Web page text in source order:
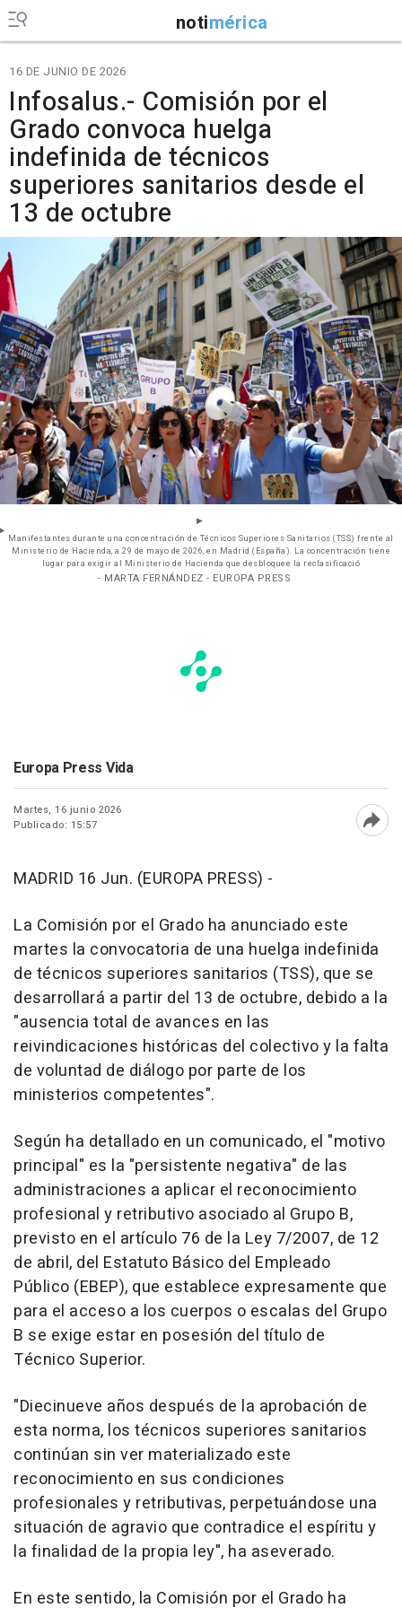
notimérica
16 DE JUNIO DE 2026
Infosalus.- Comisión por el
Grado convoca huelga
indefinida de técnicos
superiores sanitarios desde el
13 de octubre
Manifestantes durante una concentración de Técnicos Superiores Sanitarios (TSS) frente al
Ministerio de Hacienda, a 29 de mayo de 2026, en Madrid (España). La concentración tiene
lugar para exigir al Ministerio de Hacienda que desbloquee la reclasificació
- MARTA FERNÁNDEZ - EUROPA PRESS
Europa Press Vida
Martes, 16 junio 2026
Publicado: 15:57
MADRID 16 Jun. (EUROPA PRESS) -
La Comisión por el Grado ha anunciado este
martes la convocatoria de una huelga indefinida
de técnicos superiores sanitarios (TSS), que se
desarrollará a partir del 13 de octubre, debido a la
"ausencia total de avances en las
reivindicaciones históricas del colectivo y la falta
de voluntad de diálogo por parte de los
ministerios competentes".
Según ha detallado en un comunicado, el "motivo
principal" es la "persistente negativa" de las
administraciones a aplicar el reconocimiento
profesional y retributivo asociado al Grupo B,
previsto en el artículo 76 de la Ley 7/2007, de 12
de abril, del Estatuto Básico del Empleado
Público (EBEP), que establece expresamente que
para el acceso a los cuerpos o escalas del Grupo
B se exige estar en posesión del título de
Técnico Superior.
"Diecinueve años después de la aprobación de
esta norma, los técnicos superiores sanitarios
continúan sin ver materializado este
reconocimiento en sus condiciones
profesionales y retributivas, perpetuándose una
situación de agravio que contradice el espíritu y
la finalidad de la propia ley", ha aseverado.
En este sentido, la Comisión por el Grado ha